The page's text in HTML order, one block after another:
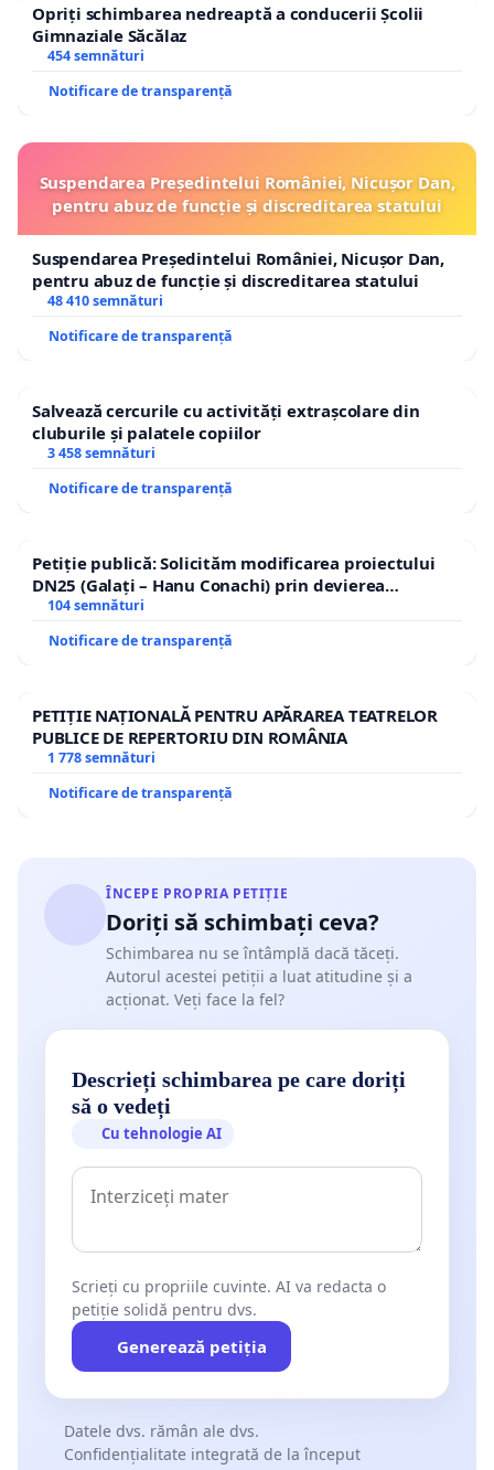
Opriți schimbarea nedreaptă a conducerii Școlii
Gimnaziale Săcălaz
454 semnături
Notificare de transparență
Suspendarea Președintelui României, Nicușor Dan,
pentru abuz de funcție și discreditarea statului
Suspendarea Președintelui României, Nicușor Dan,
pentru abuz de funcție și discreditarea statului
48 410 semnături
Notificare de transparență
Salvează cercurile cu activități extrașcolare din
cluburile și palatele copiilor
3 458 semnături
Notificare de transparență
Petiție publică: Solicităm modificarea proiectului
DN25 (Galați – Hanu Conachi) prin devierea
traseului în afara localităților!
104 semnături
Notificare de transparență
PETIȚIE NAȚIONALĂ PENTRU APĂRAREA TEATRELOR
PUBLICE DE REPERTORIU DIN ROMÂNIA
1 778 semnături
Notificare de transparență
ÎNCEPE PROPRIA PETIȚIE
Doriți să schimbați ceva?
Schimbarea nu se întâmplă dacă tăceți.
Autorul acestei petiții a luat atitudine și a
acționat. Veți face la fel?
Descrieți schimbarea pe care doriți
să o vedeți
Cu tehnologie AI
Scrieți cu propriile cuvinte. AI va redacta o
petiție solidă pentru dvs.
Generează petiția
Datele dvs. rămân ale dvs.
Confidențialitate integrată de la început